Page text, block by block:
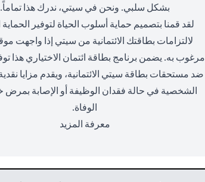
بشكل سلبي. ونحن في سيتي، ندرك هذا تماماً.
لقد قمنا بتصميم حماية أسلوب الحياة لتوفير الحماية
لالتزامات بطاقتك الائتمانية من سيتي إذا واجهت
مرغوب به. يضمن برنامج بطاقة ائتمان الاختياري هذا
ضد مستحقات بطاقة سيتي الائتمانية، ويقدم مزايا
الشخصية في حالة فقدان الوظيفة أو الإصابة بمرض
الوفاة.
معرفة المزيد